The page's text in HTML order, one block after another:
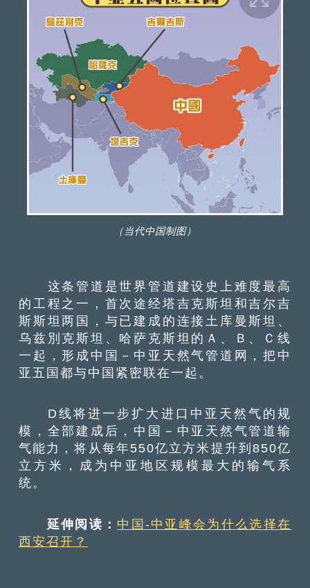
（当代中国制图）
这条管道是世界管道建设史上难度最高
的工程之一，首次途经塔吉克斯坦和吉尔吉
斯斯坦两国，与已建成的连接土库曼斯坦、
乌兹別克斯坦、哈萨克斯坦的Ａ、Ｂ、Ｃ线
一起，形成中国－中亚天然气管道网，把中
亚五国都与中国紧密联在一起。
D线将进一步扩大进口中亚天然气的规
模，全部建成后，中国－中亚天然气管道输
气能力，将从每年550亿立方米提升到850亿
立方米，成为中亚地区规模最大的输气系
统。
延伸阅读： 中国-中亚峰会为什么选择在
西安召开？